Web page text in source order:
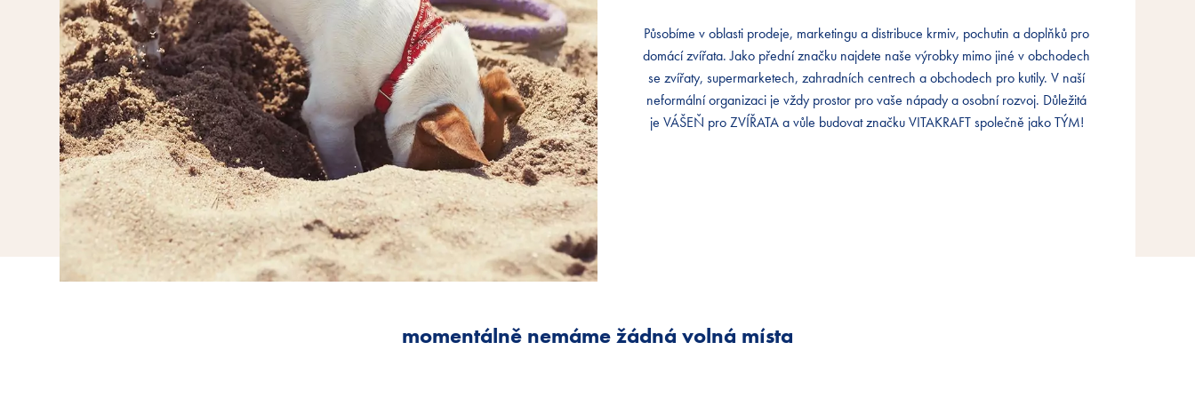
Působíme v oblasti prodeje, marketingu a distribuce krmiv, pochutin a doplňků pro
domácí zvířata. Jako přední značku najdete naše výrobky mimo jiné v obchodech
se zvířaty, supermarketech, zahradních centrech a obchodech pro kutily. V naší
neformální organizaci je vždy prostor pro vaše nápady a osobní rozvoj. Důležitá
je VÁŠEŇ pro ZVÍŘATA a vůle budovat značku VITAKRAFT společně jako TÝM!
Působíme v oblasti prodeje, marketingu a distribuce krmiv, pochutin a doplňků pro
domácí zvířata. Jako přední značku najdete naše výrobky mimo jiné v obchodech
se zvířaty, supermarketech, zahradních centrech a obchodech pro kutily. V naší
neformální organizaci je vždy prostor pro vaše nápady a osobní rozvoj. Důležitá
je VÁŠEŇ pro ZVÍŘATA a vůle budovat značku VITAKRAFT společně jako TÝM!
Působíme v oblasti prodeje, marketingu a distribuce krmiv, pochutin a doplňků pro
domácí zvířata. Jako přední značku najdete naše výrobky mimo jiné v obchodech
se zvířaty, supermarketech, zahradních centrech a obchodech pro kutily. V naší
neformální organizaci je vždy prostor pro vaše nápady a osobní rozvoj. Důležitá
je VÁŠEŇ pro ZVÍŘATA a vůle budovat značku VITAKRAFT společně jako TÝM!
momentálně nemáme žádná volná místa